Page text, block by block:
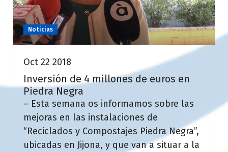
Noticias
Oct 22 2018
Inversión de 4 millones de euros en
Piedra Negra
– Esta semana os informamos sobre las
mejoras en las instalaciones de
“Reciclados y Compostajes Piedra Negra”,
ubicadas en Jijona, y que van a situar a la